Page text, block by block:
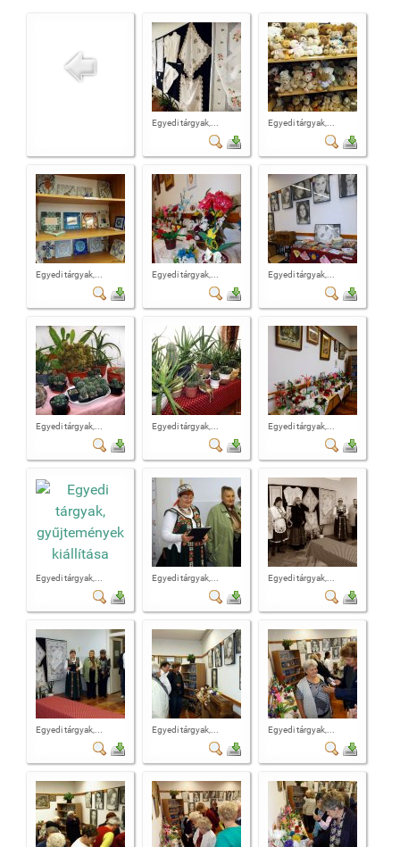
Egyedi tárgyak,... Egyedi tárgyak,...
Egyedi tárgyak,... Egyedi tárgyak,... Egyedi tárgyak,...
Egyedi tárgyak,... Egyedi tárgyak,... Egyedi tárgyak,...
Egyedi tárgyak,... Egyedi tárgyak,... Egyedi tárgyak,...
Egyedi tárgyak,... Egyedi tárgyak,... Egyedi tárgyak,...